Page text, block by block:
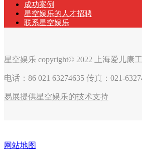
成功案例
星空娱乐的人才招聘
联系星空娱乐
星空娱乐 copyright© 2022 上海爱儿康
电话：86 021 63274635 传真：021-
易展提供星空娱乐的技术支持
网站地图